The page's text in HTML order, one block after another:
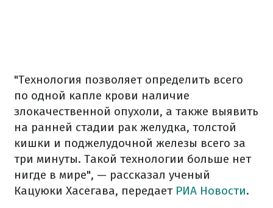
"Технология позволяет определить всего
по одной капле крови наличие
злокачественной опухоли, а также выявить
на ранней стадии рак желудка, толстой
кишки и поджелудочной железы всего за
три минуты. Такой технологии больше нет
нигде в мире", — рассказал ученый
Кацуюки Хасегава, передает РИА Новости.